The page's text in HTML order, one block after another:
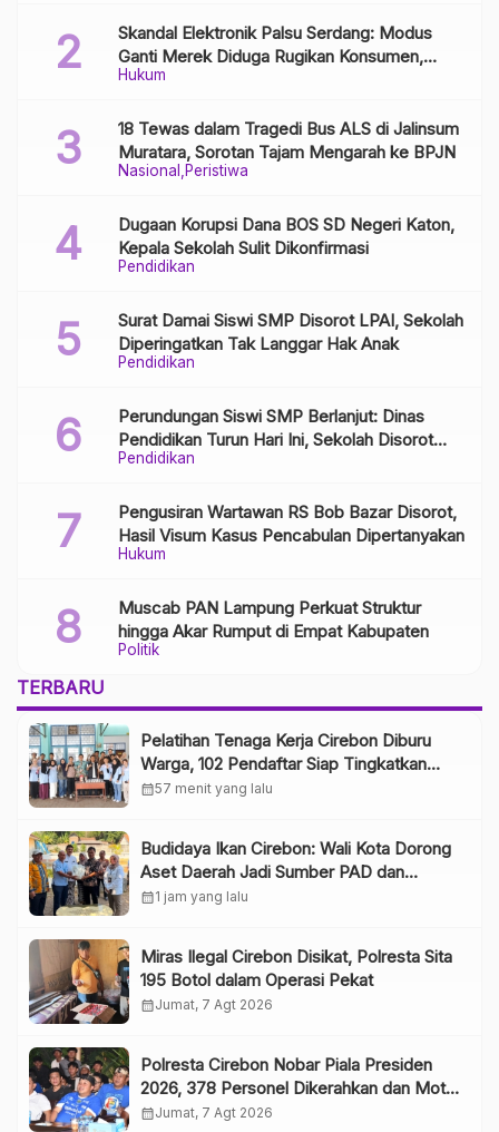
Hukum
Skandal Elektronik Palsu Serdang: Modus
Ganti Merek Diduga Rugikan Konsumen,
Aparat Diminta Bongkar Jaringan Distribusi
Nasional Peristiwa
18 Tewas dalam Tragedi Bus ALS di Jalinsum
Muratara, Sorotan Tajam Mengarah ke BPJN
Pendidikan
Dugaan Korupsi Dana BOS SD Negeri Katon,
Kepala Sekolah Sulit Dikonfirmasi
Pendidikan
Surat Damai Siswi SMP Disorot LPAI, Sekolah
Diperingatkan Tak Langgar Hak Anak
Pendidikan
Perundungan Siswi SMP Berlanjut: Dinas
Pendidikan Turun Hari Ini, Sekolah Disorot
Minim Respons
Hukum
Pengusiran Wartawan RS Bob Bazar Disorot,
Hasil Visum Kasus Pencabulan Dipertanyakan
Politik
Muscab PAN Lampung Perkuat Struktur
hingga Akar Rumput di Empat Kabupaten
TERBARU
Pelatihan Tenaga Kerja Cirebon Diburu
Warga, 102 Pendaftar Siap Tingkatkan
Kompetensi
calendar_month57 menit yang lalu
Budidaya Ikan Cirebon: Wali Kota Dorong
Aset Daerah Jadi Sumber PAD dan
Dukung Penanganan Stunting
calendar_month1 jam yang lalu
Miras Ilegal Cirebon Disikat, Polresta Sita
195 Botol dalam Operasi Pekat
calendar_monthJumat, 7 Agt 2026
Polresta Cirebon Nobar Piala Presiden
2026, 378 Personel Dikerahkan dan Motor
Listrik Jadi Grand Prize
calendar_monthJumat, 7 Agt 2026